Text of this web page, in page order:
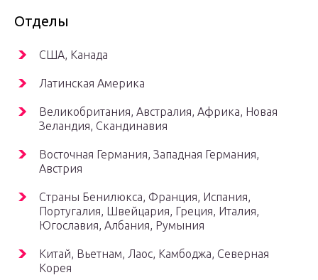
Отделы
США, Канада
Латинская Америка
Великобритания, Австралия, Африка, Новая
Зеландия, Скандинавия
Восточная Германия, Западная Германия,
Австрия
Страны Бенилюкса, Франция, Испания,
Португалия, Швейцария, Греция, Италия,
Югославия, Албания, Румыния
Китай, Вьетнам, Лаос, Камбоджа, Северная
Корея